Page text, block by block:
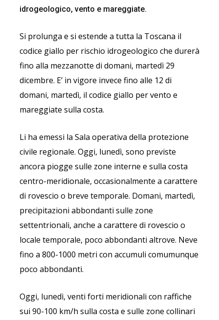
idrogeologico, vento e mareggiate.
Si prolunga e si estende a tutta la Toscana il
codice giallo per rischio idrogeologico che durerà
fino alla mezzanotte di domani, martedì 29
dicembre. E’ in vigore invece fino alle 12 di
domani, martedì, il codice giallo per vento e
mareggiate sulla costa.
Li ha emessi la Sala operativa della protezione
civile regionale. Oggi, lunedì, sono previste
ancora piogge sulle zone interne e sulla costa
centro-meridionale, occasionalmente a carattere
di rovescio o breve temporale. Domani, martedì,
precipitazioni abbondanti sulle zone
settentrionali, anche a carattere di rovescio o
locale temporale, poco abbondanti altrove. Neve
fino a 800-1000 metri con accumuli comumunque
poco abbondanti.
Oggi, lunedì, venti forti meridionali con raffiche
sui 90-100 km/h sulla costa e sulle zone collinari